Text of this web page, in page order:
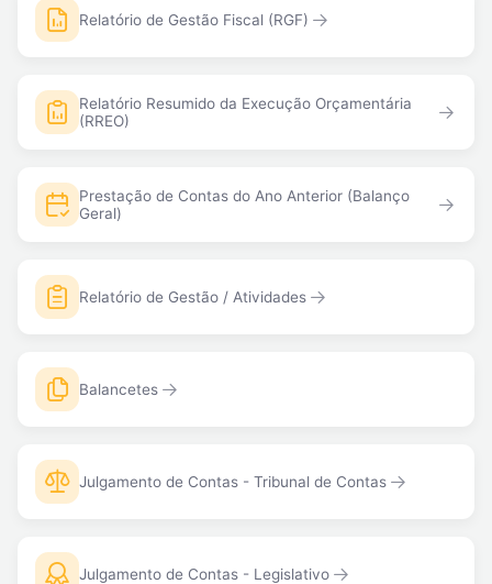
Relatório de Gestão Fiscal (RGF)
Relatório Resumido da Execução Orçamentária
(RREO)
Prestação de Contas do Ano Anterior (Balanço
Geral)
Relatório de Gestão / Atividades
Balancetes
Julgamento de Contas - Tribunal de Contas
Julgamento de Contas - Legislativo